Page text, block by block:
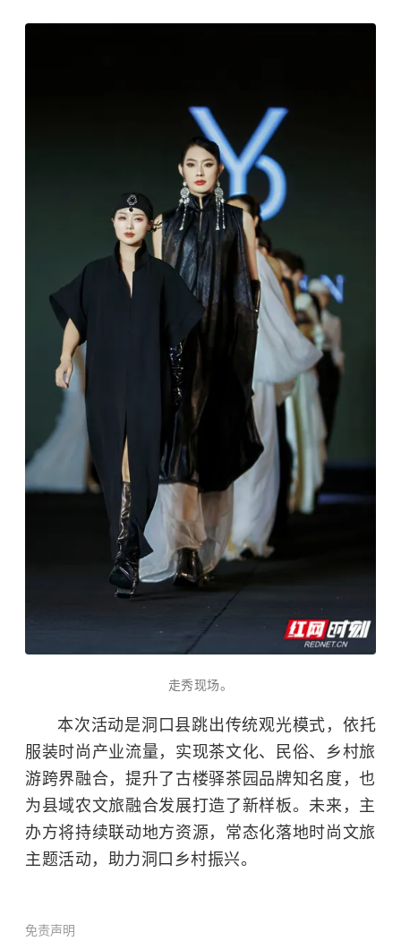
走秀现场。
本次活动是洞口县跳出传统观光模式，依托
服装时尚产业流量，实现茶文化、民俗、乡村旅
游跨界融合，提升了古楼驿茶园品牌知名度，也
为县域农文旅融合发展打造了新样板。未来，主
办方将持续联动地方资源，常态化落地时尚文旅
主题活动，助力洞口乡村振兴。
免责声明